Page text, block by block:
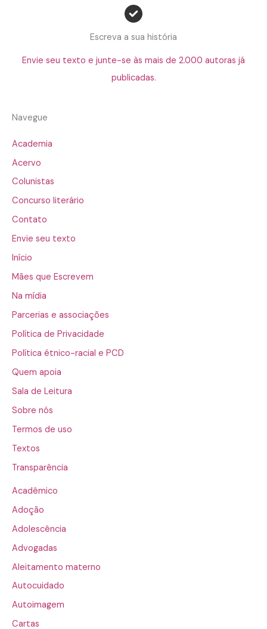
Escreva a sua história
Envie seu texto e junte-se às mais de 2.000 autoras já
publicadas.
Navegue
Academia
Acervo
Colunistas
Concurso literário
Contato
Envie seu texto
Início
Mães que Escrevem
Na mídia
Parcerias e associações
Política de Privacidade
Política étnico-racial e PCD
Quem apoia
Sala de Leitura
Sobre nós
Termos de uso
Textos
Transparência
Acadêmico
Adoção
Adolescência
Advogadas
Aleitamento materno
Autocuidado
Autoimagem
Cartas